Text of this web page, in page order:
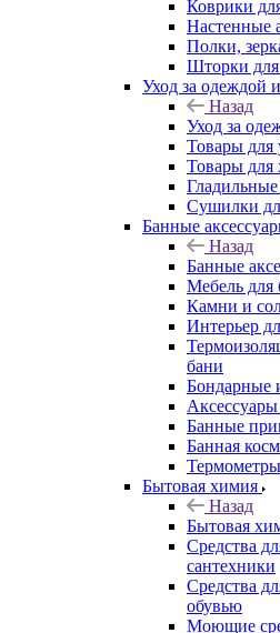
Коврики
Настенные
Полки,
Шторки
Уход за одеждой
Назад
Уход за
Товары для
Товары для
Сушилки
Банные
Назад
Банные
Мебель для
Камни и
Интерьер
бани
Бондарные
Аксеcсуары
Банные
Банная
Бытовая химия
Назад
Бытовая
Средства
сантехники
Средства
обувью
Моющие